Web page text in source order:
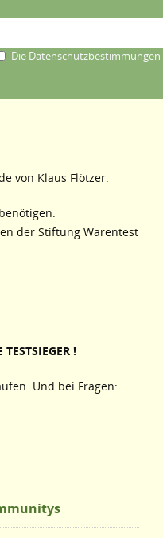
Die Datenschutzbestimmungen
von Klaus Flötzer.
der Stiftung Warentest
!
Und bei Fragen: